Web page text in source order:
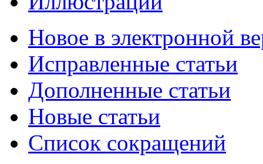
Новое в электронной
Исправленные статьи
Дополненные статьи
Новые статьи
Список сокращений